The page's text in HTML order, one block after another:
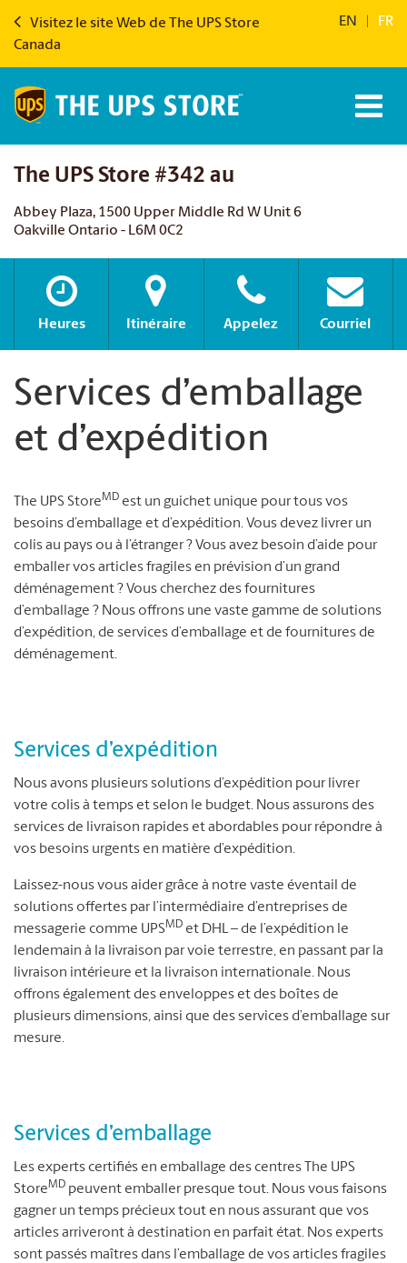
Visitez le site Web de The UPS Store
Canada
EN FR
The UPS Store #342 au
Abbey Plaza, 1500 Upper Middle Rd W Unit 6
Oakville Ontario - L6M 0C2
Heures Itinéraire Appelez Courriel
Services d’emballage
et d’expédition
The UPS StoreMD est un guichet unique pour tous vos
besoins d’emballage et d’expédition. Vous devez livrer un
colis au pays ou à l’étranger ? Vous avez besoin d’aide pour
emballer vos articles fragiles en prévision d’un grand
déménagement ? Vous cherchez des fournitures
d’emballage ? Nous offrons une vaste gamme de solutions
d’expédition, de services d’emballage et de fournitures de
déménagement.
Services d’expédition
Nous avons plusieurs solutions d’expédition pour livrer
votre colis à temps et selon le budget. Nous assurons des
services de livraison rapides et abordables pour répondre à
vos besoins urgents en matière d’expédition.
Laissez-nous vous aider grâce à notre vaste éventail de
solutions offertes par l’intermédiaire d’entreprises de
messagerie comme UPSMD et DHL – de l’expédition le
lendemain à la livraison par voie terrestre, en passant par la
livraison intérieure et la livraison internationale. Nous
offrons également des enveloppes et des boîtes de
plusieurs dimensions, ainsi que des services d’emballage sur
mesure.
Services d’emballage
Les experts certifiés en emballage des centres The UPS
StoreMD peuvent emballer presque tout. Nous vous faisons
gagner un temps précieux tout en nous assurant que vos
articles arriveront à destination en parfait état. Nos experts
sont passés maîtres dans l’emballage de vos articles fragiles